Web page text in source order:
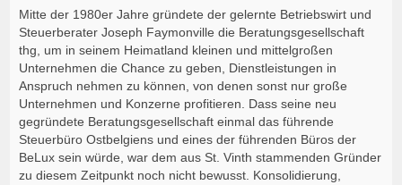
Mitte der 1980er Jahre gründete der gelernte Betriebswirt und
Steuerberater Joseph Faymonville die Beratungsgesellschaft
thg, um in seinem Heimatland kleinen und mittelgroßen
Unternehmen die Chance zu geben, Dienstleistungen in
Anspruch nehmen zu können, von denen sonst nur große
Unternehmen und Konzerne profitieren. Dass seine neu
gegründete Beratungsgesellschaft einmal das führende
Steuerbüro Ostbelgiens und eines der führenden Büros der
BeLux sein würde, war dem aus St. Vinth stammenden Gründer
zu diesem Zeitpunkt noch nicht bewusst. Konsolidierung,